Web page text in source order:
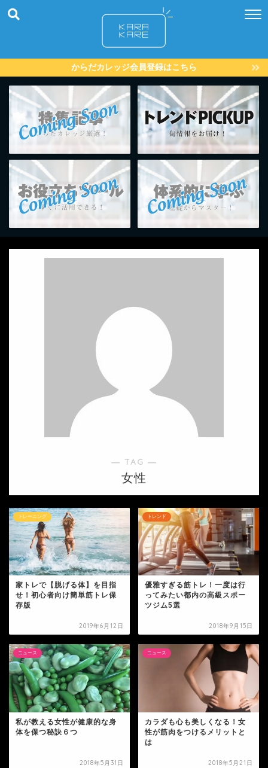
からだカレッジ会員登録はこちら
― TAG ―
女性
トレーニング
家トレで【脱げる体】を目指
せ！初心者向け簡単筋トレ保
存版
2019年6月12日
トレンド
優雅すぎる筋トレ！一度は行
ってみたい都内の高級スポー
ツジム5選
2018年9月15日
ニュース
私が教える女性が健康的な身
体を保つ秘訣６つ
2018年5月31日
ニュース
カラダも心も美しくなる！女
性が筋肉をつけるメリットと
は
2018年5月21日